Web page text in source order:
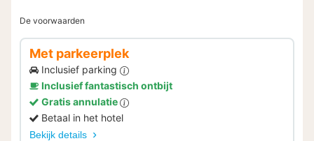
De voorwaarden
Met parkeerplek
Inclusief parking
Inclusief fantastisch ontbijt
Gratis annulatie
Betaal in het hotel
Bekijk details